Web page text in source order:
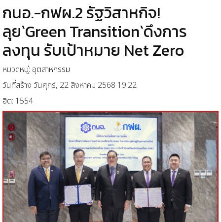
กนอ.-กฟผ.2 รัฐวิสาหกิจ!
ลุย`Green Transition`ดึงการ
ลงทุน รับเป้าหมาย Net Zero
หมวดหมู่: อุตสาหกรรม
วันที่สร้าง วันศุกร์, 22 สิงหาคม 2568 19:22
ฮิต: 1554